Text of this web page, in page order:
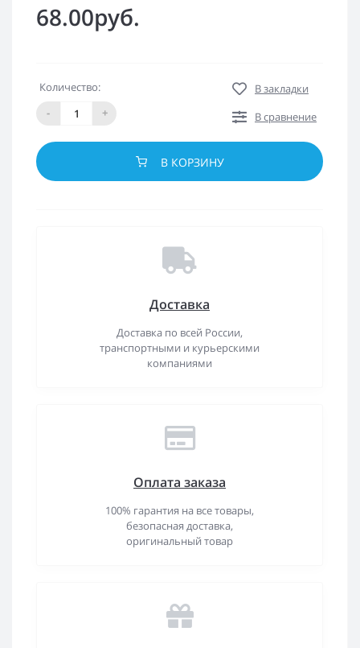
68.00руб.
Количество:
-
+
В закладки
В сравнение
В КОРЗИНУ
Доставка
Доставка по всей России,
транспортными и курьерскими
компаниями
Оплата заказа
100% гарантия на все товары,
безопасная доставка,
оригинальный товар